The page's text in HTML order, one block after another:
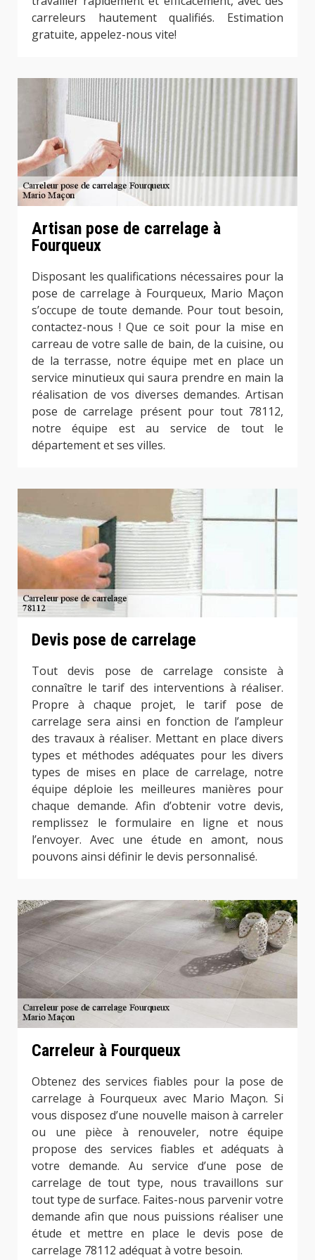
carreleurs hautement qualifiés. Estimation
gratuite, appelez-nous vite!
Artisan pose de carrelage à
Fourqueux
Disposant les qualifications nécessaires pour la
pose de carrelage à Fourqueux, Mario Maçon
s’occupe de toute demande. Pour tout besoin,
contactez-nous ! Que ce soit pour la mise en
carreau de votre salle de bain, de la cuisine, ou
de la terrasse, notre équipe met en place un
service minutieux qui saura prendre en main la
réalisation de vos diverses demandes. Artisan
pose de carrelage présent pour tout 78112,
notre équipe est au service de tout le
département et ses villes.
Devis pose de carrelage
Tout devis pose de carrelage consiste à
connaître le tarif des interventions à réaliser.
Propre à chaque projet, le tarif pose de
carrelage sera ainsi en fonction de l’ampleur
des travaux à réaliser. Mettant en place divers
types et méthodes adéquates pour les divers
types de mises en place de carrelage, notre
équipe déploie les meilleures manières pour
chaque demande. Afin d’obtenir votre devis,
remplissez le formulaire en ligne et nous
l’envoyer. Avec une étude en amont, nous
pouvons ainsi définir le devis personnalisé.
Carreleur à Fourqueux
Obtenez des services fiables pour la pose de
carrelage à Fourqueux avec Mario Maçon. Si
vous disposez d’une nouvelle maison à carreler
ou une pièce à renouveler, notre équipe
propose des services fiables et adéquats à
votre demande. Au service d’une pose de
carrelage de tout type, nous travaillons sur
tout type de surface. Faites-nous parvenir votre
demande afin que nous puissions réaliser une
étude et mettre en place le devis pose de
carrelage 78112 adéquat à votre besoin.